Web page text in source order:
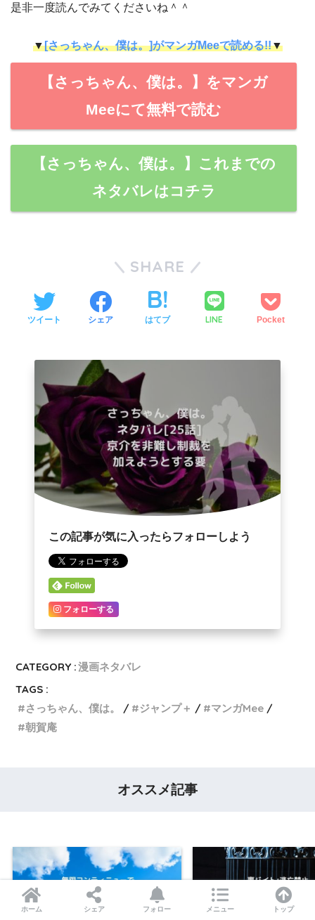
是非一度読んでみてくださいね＾＾
▼[さっちゃん、僕は。]がマンガMeeで読める!!▼
【さっちゃん、僕は。】をマンガ
Meeにて無料で読む
【さっちゃん、僕は。】これまでの
ネタバレはコチラ
SHARE
ツイート シェア はてブ LINE Pocket
この記事が気に入ったらフォローしよう
フォローする
CATEGORY :漫画ネタバレ
TAGS :
さっちゃん、僕は。
ジャンプ＋
マンガMee
朝賀庵
オススメ記事
ホーム シェア フォロー メニュー トップ